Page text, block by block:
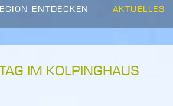
ENTDECKEN AKTUELLES
IM KOLPINGHAUS